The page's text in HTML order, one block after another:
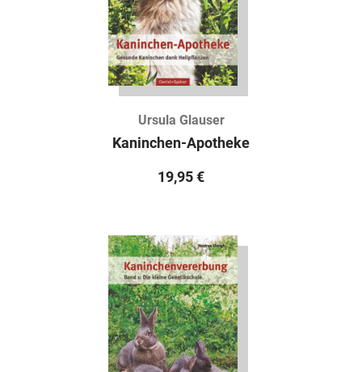
Ursula Glauser
Kaninchen-Apotheke
19,95 €